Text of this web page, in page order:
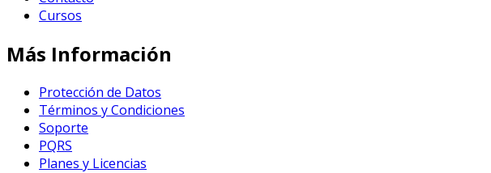
Cursos
Más Información
Protección de Datos
Términos y Condiciones
Soporte
PQRS
Planes y Licencias